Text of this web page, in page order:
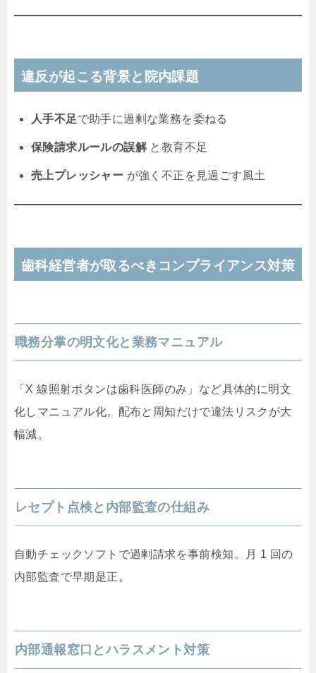
違反が起こる背景と院内課題
人手不足 で助手に過剰な業務を委ねる
保険請求ルールの誤解と教育不足
売上プレッシャー が強く不正を見過ごす風土
歯科経営者が取るべきコンプライアンス対策
職務分掌の明文化と業務マニュアル
「X 線照射ボタンは歯科医師のみ」など具体的に明文
化しマニュアル化。配布と周知だけで違法リスクが大
幅減。
レセプト点検と内部監査の仕組み
自動チェックソフトで過剰請求を事前検知。月 1 回の
内部監査で早期是正。
内部通報窓口とハラスメント対策